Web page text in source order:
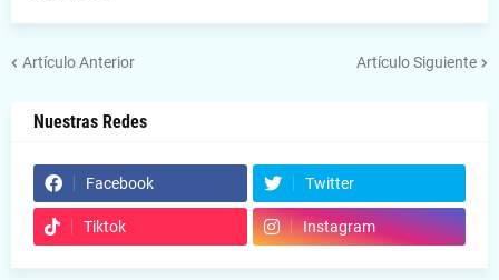
Artículo Anterior Artículo Siguiente
Nuestras Redes
Facebook Twitter
Tiktok Instagram